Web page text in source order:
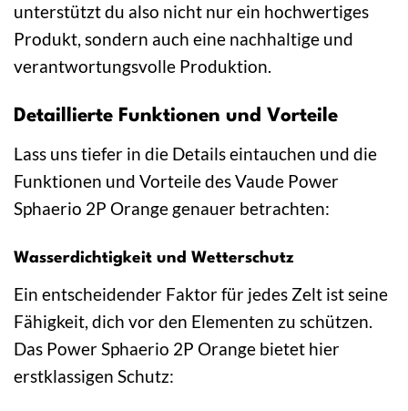
unterstützt du also nicht nur ein hochwertiges
Produkt, sondern auch eine nachhaltige und
verantwortungsvolle Produktion.
Detaillierte Funktionen und Vorteile
Lass uns tiefer in die Details eintauchen und die
Funktionen und Vorteile des Vaude Power
Sphaerio 2P Orange genauer betrachten:
Wasserdichtigkeit und Wetterschutz
Ein entscheidender Faktor für jedes Zelt ist seine
Fähigkeit, dich vor den Elementen zu schützen.
Das Power Sphaerio 2P Orange bietet hier
erstklassigen Schutz: